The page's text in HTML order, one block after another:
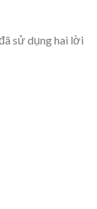
sử dụng hai lời